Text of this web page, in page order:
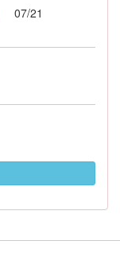
07/21